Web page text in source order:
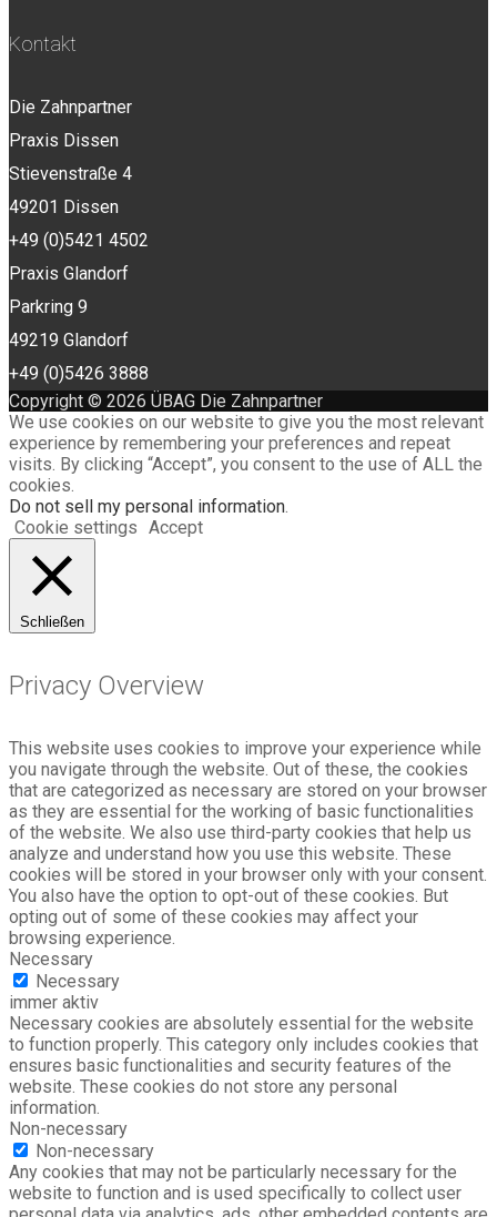
Kontakt
Die Zahnpartner
Praxis Dissen
Stievenstraße 4
49201 Dissen
+49 (0)5421 4502
Praxis Glandorf
Parkring 9
49219 Glandorf
+49 (0)5426 3888
Copyright © 2026 ÜBAG Die Zahnpartner
We use cookies on our website to give you the most relevant
experience by remembering your preferences and repeat
visits. By clicking “Accept”, you consent to the use of ALL the
cookies.
Do not sell my personal information.
Cookie settings Accept
Schließen
Privacy Overview
This website uses cookies to improve your experience while
you navigate through the website. Out of these, the cookies
that are categorized as necessary are stored on your browser
as they are essential for the working of basic functionalities
of the website. We also use third-party cookies that help us
analyze and understand how you use this website. These
cookies will be stored in your browser only with your consent.
You also have the option to opt-out of these cookies. But
opting out of some of these cookies may affect your
browsing experience.
Necessary
Necessary
immer aktiv
Necessary cookies are absolutely essential for the website
to function properly. This category only includes cookies that
ensures basic functionalities and security features of the
website. These cookies do not store any personal
information.
Non-necessary
Non-necessary
Any cookies that may not be particularly necessary for the
website to function and is used specifically to collect user